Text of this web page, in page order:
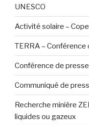
UNESCO
Activité solaire –
TERRA – Conférence
Conférence de
Communiqué de
Recherche minière
liquides ou gazeux